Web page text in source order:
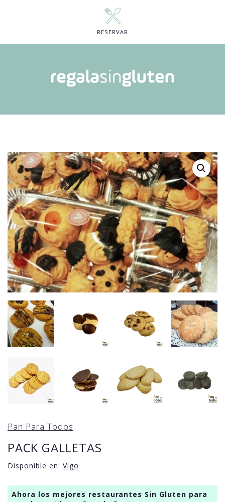
RESERVAR
Pan Para Todos
PACK GALLETAS
Disponible en: Vigo
Ahora los mejores restaurantes Sin Gluten para